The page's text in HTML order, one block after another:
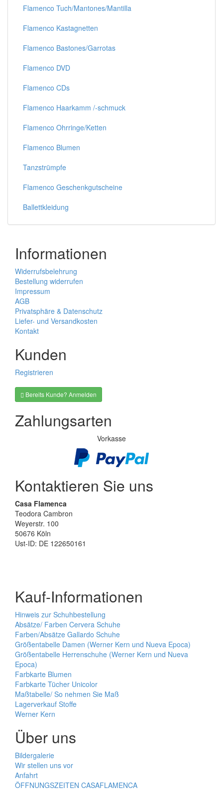
Flamenco Tuch/Mantones/Mantilla
Flamenco Kastagnetten
Flamenco Bastones/Garrotas
Flamenco DVD
Flamenco CDs
Flamenco Haarkamm /-schmuck
Flamenco Ohrringe/Ketten
Flamenco Blumen
Tanzstrümpfe
Flamenco Geschenkgutscheine
Ballettkleidung
Informationen
Widerrufsbelehrung
Bestellung widerrufen
Impressum
AGB
Privatsphäre & Datenschutz
Liefer- und Versandkosten
Kontakt
Kunden
Registrieren
Bereits Kunde? Anmelden
Zahlungsarten
Vorkasse
Kontaktieren Sie uns
Casa Flamenca
Teodora Cambron
Weyerstr. 100
50676 Köln
Ust-ID: DE 122650161
Kauf-Informationen
Hinweis zur Schuhbestellung
Absätze/ Farben Cervera Schuhe
Farben/Absätze Gallardo Schuhe
Größentabelle Damen (Werner Kern und Nueva Epoca)
Größentabelle Herrenschuhe (Werner Kern und Nueva
Epoca)
Farbkarte Blumen
Farbkarte Tücher Unicolor
Maßtabelle/ So nehmen Sie Maß
Lagerverkauf Stoffe
Werner Kern
Über uns
Bildergalerie
Wir stellen uns vor
Anfahrt
ÖFFNUNGSZEITEN CASAFLAMENCA